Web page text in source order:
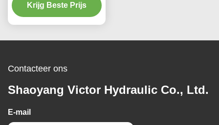
Krijg Beste Prijs
Contacteer ons
Shaoyang Victor Hydraulic Co., Ltd.
E-mail